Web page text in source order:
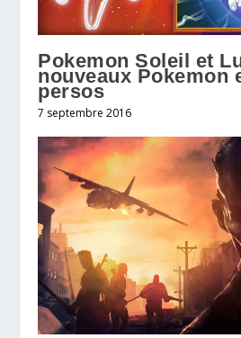
Pokemon Soleil et
nouveaux Pokemon
persos
7 septembre 2016